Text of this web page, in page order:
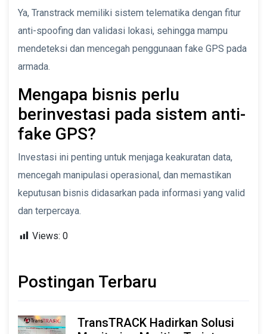
Ya, Transtrack memiliki sistem telematika dengan fitur
anti-spoofing dan validasi lokasi, sehingga mampu
mendeteksi dan mencegah penggunaan fake GPS pada
armada.
Mengapa bisnis perlu
berinvestasi pada sistem anti-
fake GPS?
Investasi ini penting untuk menjaga keakuratan data,
mencegah manipulasi operasional, dan memastikan
keputusan bisnis didasarkan pada informasi yang valid
dan terpercaya.
Views: 0
Postingan Terbaru
TransTRACK Hadirkan Solusi